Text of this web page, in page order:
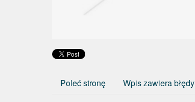
Poleć stronę Wpis zawiera błędy